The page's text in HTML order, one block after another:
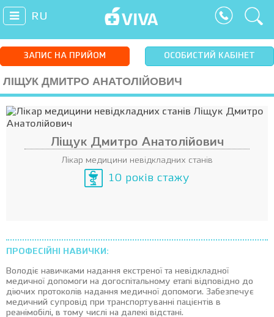
RU
ЗАПИС НА ПРИЙОМ ОСОБИСТИЙ КАБІНЕТ
ЛІЩУК ДМИТРО АНАТОЛІЙОВИЧ
Ліщук Дмитро Анатолійович
Лікар медицини невідкладних станів
10 років стажу
ПРОФЕСІЙНІ НАВИЧКИ:
Володіє навичками надання екстреної та невідкладної
медичної допомоги на догоспітальному етапі відповідно до
діючих протоколів надання медичної допомоги. Забезпечує
медичний супровід при транспортуванні пацієнтів в
реанімобілі, в тому числі на далекі відстані.